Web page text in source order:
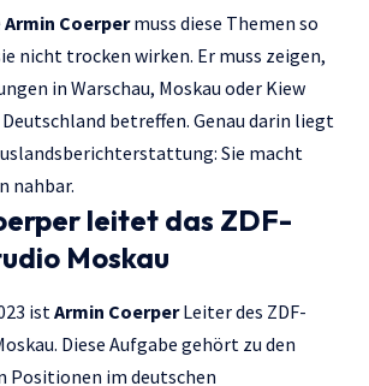
Armin Coerpermuss diese Themen so
nicht trocken wirken. Er muss zeigen,
in Warschau, Moskau oder Kiew
betreffen. Genau darin liegt
Sie macht
nahbar.
leitet das ZDF-
Moskau
istArmin CoerperLeiter des ZDF-
Diese Aufgabe gehört zu den
Positionen im deutschen